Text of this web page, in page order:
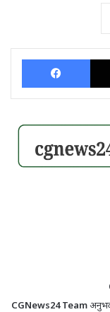
CGNews24 Team